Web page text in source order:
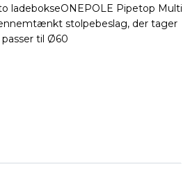
ladebokseONEPOLE Pipetop Multi
stolpebeslag, der tager
til Ø60